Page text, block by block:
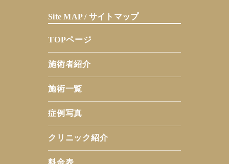
Site MAP / サイトマップ
TOPページ
施術者紹介
施術一覧
症例写真
クリニック紹介